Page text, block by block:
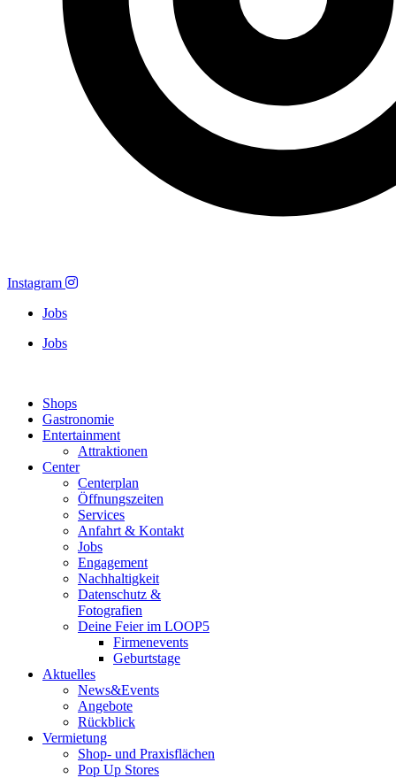
Instagram
Jobs
Jobs
Shops
Gastronomie
Entertainment
Attraktionen
Center
Centerplan
Öffnungszeiten
Services
Anfahrt & Kontakt
Jobs
Engagement
Nachhaltigkeit
Datenschutz &
Fotografien
Deine Feier im LOOP5
Firmenevents
Geburtstage
Aktuelles
News&Events
Angebote
Rückblick
Vermietung
Shop- und Praxisflächen
Pop Up Stores